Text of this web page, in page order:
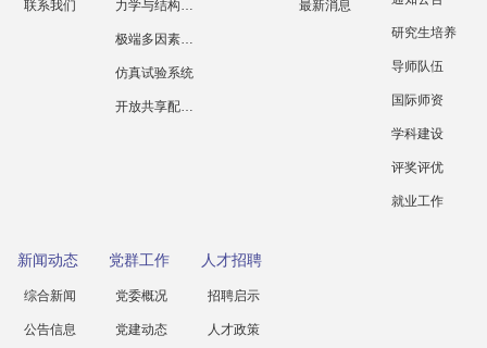
联系我们 力学与结构工程
极端多因素腐蚀
仿真试验系统
开放共享配套设施
最新消息
研究生培养
导师队伍
国际师资
学科建设
评奖评优
就业工作
新闻动态
综合新闻
公告信息
党群工作
党委概况
党建动态
人才招聘
招聘启示
人才政策